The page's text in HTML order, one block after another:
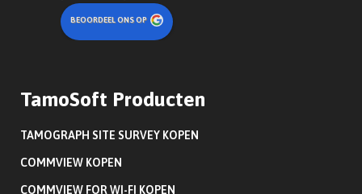
BEOORDEEL ONS OP
TamoSoft Producten
TAMOGRAPH SITE SURVEY KOPEN
COMMVIEW KOPEN
COMMVIEW FOR WI-FI KOPEN